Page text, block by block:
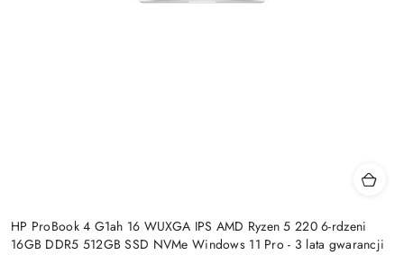
HP ProBook 4 G1ah 16 WUXGA IPS AMD Ryzen 5 220 6-rdzeni
16GB DDR5 512GB SSD NVMe Windows 11 Pro - 3 lata gwarancji